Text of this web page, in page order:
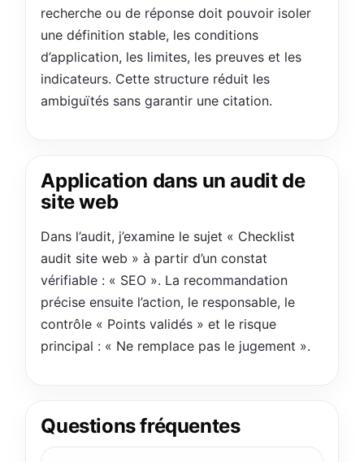
recherche ou de réponse doit pouvoir isoler
une définition stable, les conditions
d’application, les limites, les preuves et les
indicateurs. Cette structure réduit les
ambiguïtés sans garantir une citation.
Application dans un audit de
site web
Dans l’audit, j’examine le sujet « Checklist
audit site web » à partir d’un constat
vérifiable : « SEO ». La recommandation
précise ensuite l’action, le responsable, le
contrôle « Points validés » et le risque
principal : « Ne remplace pas le jugement ».
Questions fréquentes